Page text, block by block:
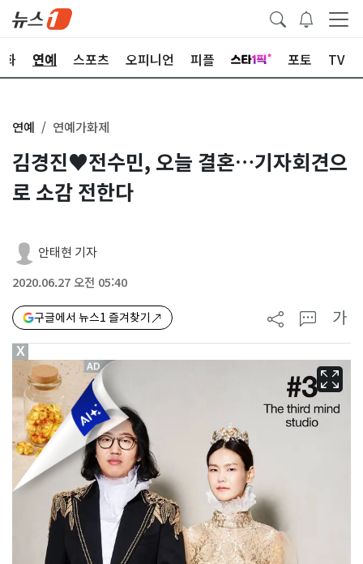
화 연예 스포츠 오피니언 피플 포토 TV
연예 연예가화제
김경진♥전수민, 오늘 결혼…기자회견으
로 소감 전한다
안태현 기자
2020.06.27 오전 05:40
구글에서 뉴스1 즐겨찾기 가
X